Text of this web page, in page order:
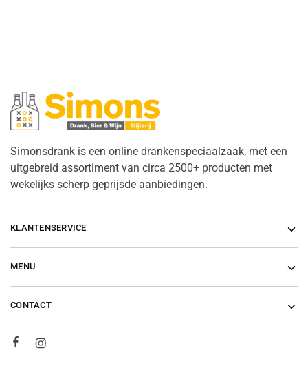
Simonsdrank is een online drankenspeciaalzaak, met een
uitgebreid assortiment van circa 2500+ producten met
wekelijks scherp geprijsde aanbiedingen.
KLANTENSERVICE
MENU
CONTACT